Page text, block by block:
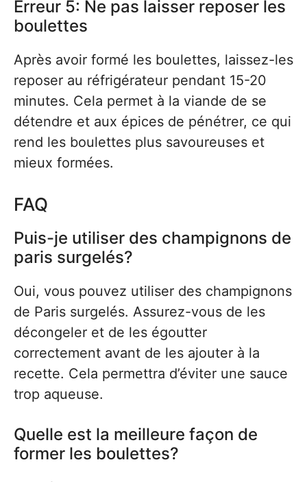
Erreur 5: Ne pas laisser reposer les
boulettes
Après avoir formé les boulettes, laissez-les
reposer au réfrigérateur pendant 15-20
minutes. Cela permet à la viande de se
détendre et aux épices de pénétrer, ce qui
rend les boulettes plus savoureuses et
mieux formées.
FAQ
Puis-je utiliser des champignons de
paris surgelés?
Oui, vous pouvez utiliser des champignons
de Paris surgelés. Assurez-vous de les
décongeler et de les égoutter
correctement avant de les ajouter à la
recette. Cela permettra d’éviter une sauce
trop aqueuse.
Quelle est la meilleure façon de
former les boulettes?